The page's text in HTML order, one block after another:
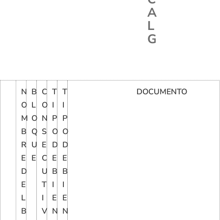
A
L
G
N
O
M
B
R
E
D
E
L
B
B
L
O
Q
U
E
C
O
N
S
E
C
U
T
I
V
T
I
P
O
D
E
B
I
E
N
T
I
P
O
D
E
B
I
E
N
DOCUMENTO